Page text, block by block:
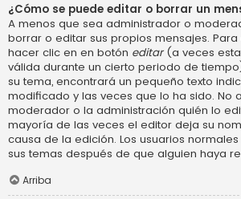
¿Cómo se puede editar o borrar un
A menos que sea administrador o
borrar o editar sus propios mensajes.
hacer clic en en botón editar(a veces
válida durante un cierto periodo de
su tema, encontrará un pequeño texto
modificado y las veces que lo ha sido. No
moderador o la administración quién lo
mayoría de las veces el editor deja su
causa de la edición. Los usuarios
sus temas después de que alguien haya
Arriba